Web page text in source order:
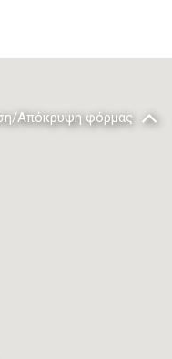
Απόκρυψη φόρμας